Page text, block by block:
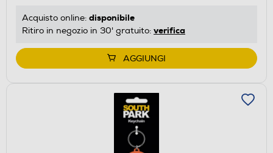
Acquisto online: disponibile
Ritiro in negozio in 30' gratuito: verifica
AGGIUNGI